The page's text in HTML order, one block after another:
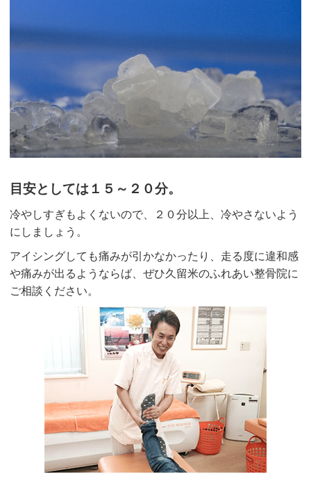
目安としては１５～２０分。
冷やしすぎもよくないので、２０分以上、冷やさないよう
にしましょう。
アイシングしても痛みが引かなかったり、走る度に違和感
や痛みが出るようならば、ぜひ久留米のふれあい整骨院に
ご相談ください。